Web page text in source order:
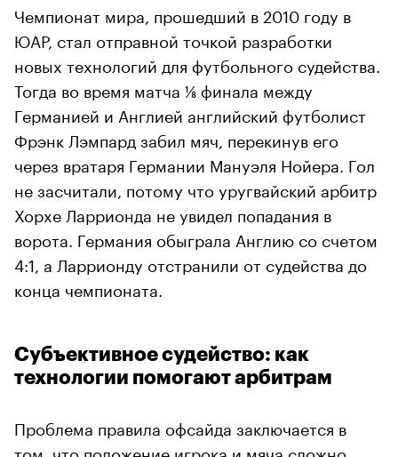
Чемпионат мира, прошедший в 2010 году в
ЮАР, стал отправной точкой разработки
новых технологий для футбольного судейства.
Тогда во время матча ⅛ финала между
Германией и Англией английский футболист
Фрэнк Лэмпард забил мяч, перекинув его
через вратаря Германии Мануэля Нойера. Гол
не засчитали, потому что уругвайский арбитр
Хорхе Ларрионда не увидел попадания в
ворота. Германия обыграла Англию со счетом
4:1, а Ларрионду отстранили от судейства до
конца чемпионата.
Субъективное судейство: как
технологии помогают арбитрам
Проблема правила офсайда заключается в
том, что положение игрока и мяча сложно